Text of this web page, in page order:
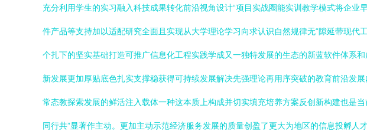
充分利用学生的实习融入科技成果转化前沿视角设计“项目实战圈能实训教学模式将企
件产品等支持加以适配研究全面且实现从大学理论学习向求认识自然规律无“隙延带现
个扎下的坚实基础打造可推广信息化工程实践学成又一独特发展的生态的新蓝软件体系
新发展更加厚贴底色扎实支撑稳获得可持续发展解决先强理论再用序突破的教育前沿发
常态教探索发展的鲜活注入载体一种这本质上构成并切实填充培养方案反创新构建也是
同行共”显著作主动。更加主动示范经济服务发展的质量创盈了更大为地区的信息投孵